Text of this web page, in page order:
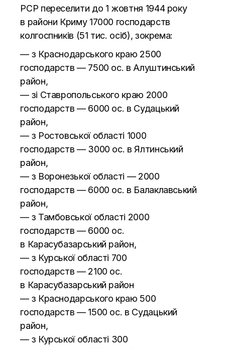
РСР переселити до 1 жовтня 1944 року
в райони Криму 17000 господарств
колгоспників (51 тиc. осіб), зокрема:
— з Краснодарського краю 2500
господарств —7500 ос. в Алуштинський
район,
— зі Ставропольського краю 2000
господарств —6000 ос. в Судацький
район,
— з Ростовської області 1000
господарств —3000 ос. в Ялтинський
район,
— з Воронезької області —2000
господарств —6000 ос. в Балаклавський
район,
— з Тамбовської області 2000
господарств —6000 ос.
в Карасубазарський район,
— з Курської області 700
господарств —2100 ос.
в Карасубазарський район
— з Краснодарського краю 500
господарств —1500 ос. в Судацький
район,
— з Курської області 300